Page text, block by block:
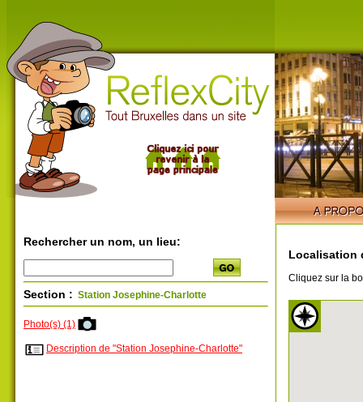
Rechercher un nom, un lieu:
Section : Station Josephine-Charlotte
Photo(s) (1)
Description de "Station Josephine-Charlotte"
Localisation
Cliquez sur la